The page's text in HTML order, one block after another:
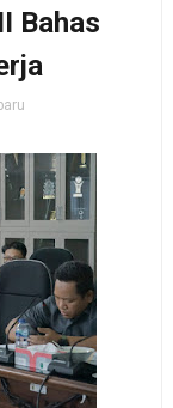
Bahas